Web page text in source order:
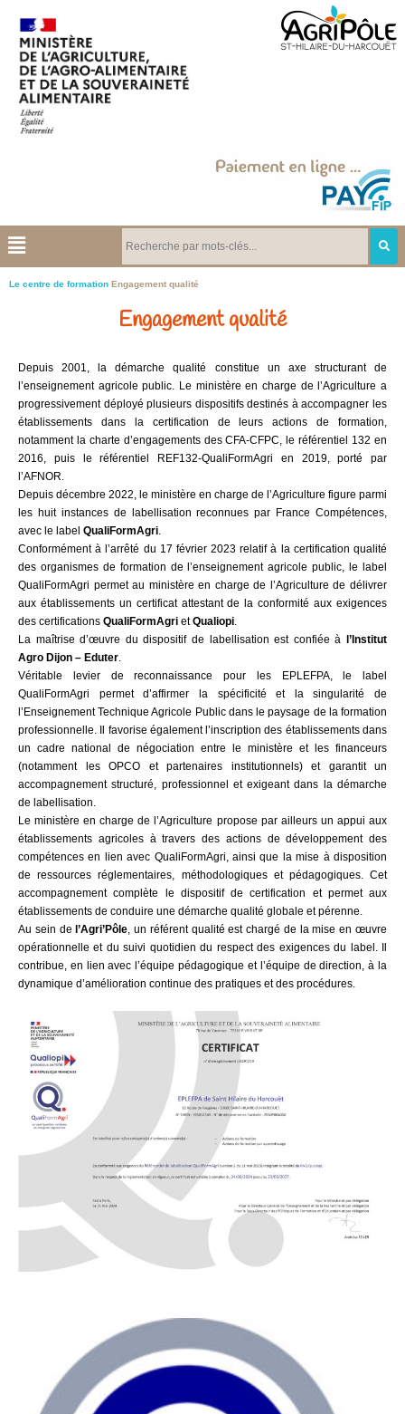
Le centre de formation Engagement qualité
Engagement qualité
Depuis 2001, la démarche qualité constitue un axe structurant de
l’enseignement agricole public. Le ministère en charge de l’Agriculture a
progressivement déployé plusieurs dispositifs destinés à accompagner les
établissements dans la certification de leurs actions de formation,
notamment la charte d’engagements des CFA-CFPC, le référentiel 132 en
2016, puis le référentiel REF132-QualiFormAgri en 2019, porté par
l’AFNOR.
Depuis décembre 2022, le ministère en charge de l’Agriculture figure parmi
les huit instances de labellisation reconnues par France Compétences,
avec le label QualiFormAgri.
Conformément à l’arrêté du 17 février 2023 relatif à la certification qualité
des organismes de formation de l’enseignement agricole public, le label
QualiFormAgri permet au ministère en charge de l’Agriculture de délivrer
aux établissements un certificat attestant de la conformité aux exigences
des certifications QualiFormAgri etQualiopi.
La maîtrise d’œuvre du dispositif de labellisation est confiée à l’Institut
Agro Dijon – Eduter.
Véritable levier de reconnaissance pour les EPLEFPA, le label
QualiFormAgri permet d’affirmer la spécificité et la singularité de
l’Enseignement Technique Agricole Public dans le paysage de la formation
professionnelle. Il favorise également l’inscription des établissements dans
un cadre national de négociation entre le ministère et les financeurs
(notamment les OPCO et partenaires institutionnels) et garantit un
accompagnement structuré, professionnel et exigeant dans la démarche
de labellisation.
Le ministère en charge de l’Agriculture propose par ailleurs un appui aux
établissements agricoles à travers des actions de développement des
compétences en lien avec QualiFormAgri, ainsi que la mise à disposition
de ressources réglementaires, méthodologiques et pédagogiques. Cet
accompagnement complète le dispositif de certification et permet aux
établissements de conduire une démarche qualité globale et pérenne.
Au sein del’Agri’Pôle, un référent qualité est chargé de la mise en œuvre
opérationnelle et du suivi quotidien du respect des exigences du label. Il
contribue, en lien avec l’équipe pédagogique et l’équipe de direction, à la
dynamique d’amélioration continue des pratiques et des procédures.